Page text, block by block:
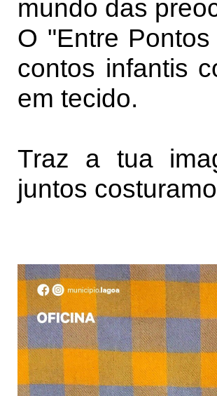
mundo das
O "Entre
contos infantis
em tecido.
Traz a tua
juntos